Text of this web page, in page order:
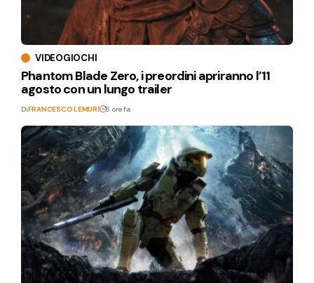
VIDEOGIOCHI
Phantom Blade Zero, i preordini apriranno l’11
agosto con un lungo trailer
DiFRANCESCO LEMURI 6 ore fa